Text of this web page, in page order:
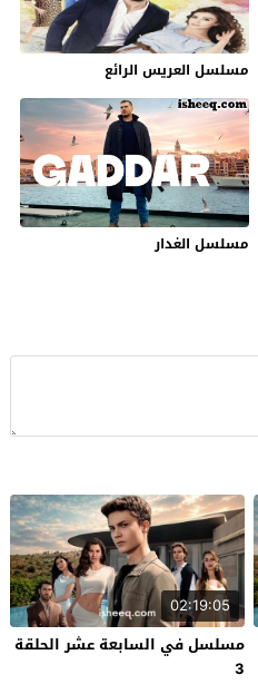
مسلسل العريس الرائع
مسلسل الغدار
02:19:05
مسلسل في السابعة عشر الحلقة
3